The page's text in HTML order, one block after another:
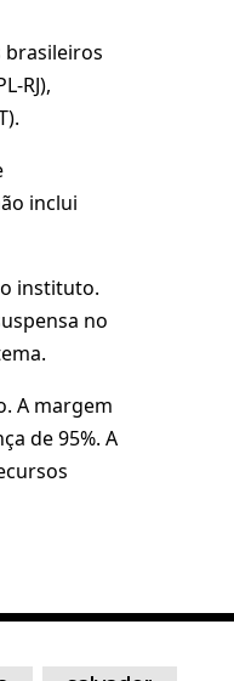
brasileiros
RJ),
inclui
instituto.
no
A margem
de 95%. A